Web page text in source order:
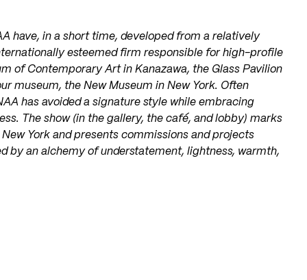
have, in a short time, developed from a relatively
esteemed firm responsible for high-profile
of Contemporary Art in Kanazawa, the Glass Pavilion
museum, the New Museum in New York. Often
has avoided a signature style while embracing
The show (in the gallery, the café, and lobby) marks
York and presents commissions and projects
by an alchemy of understatement, lightness, warmth,